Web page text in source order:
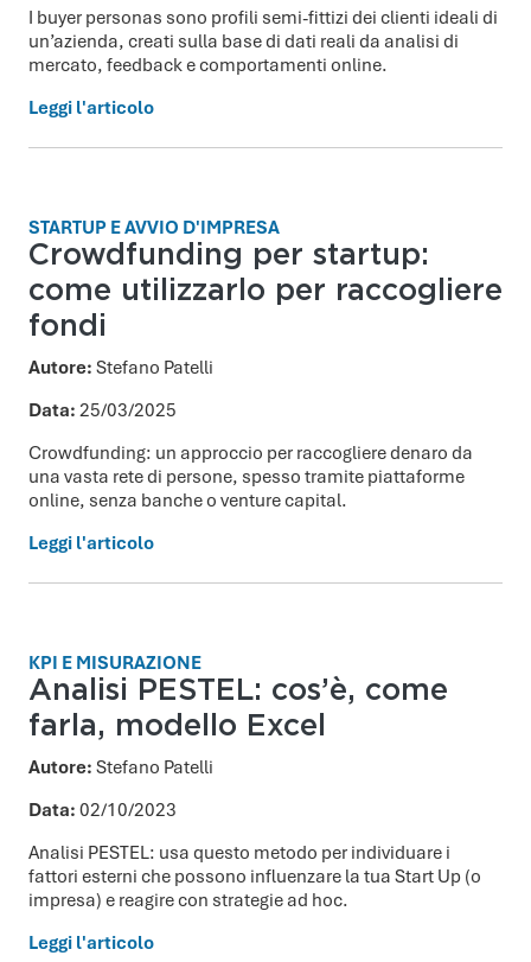
I buyer personas sono profili semi-fittizi dei clienti ideali di
un’azienda, creati sulla base di dati reali da analisi di
mercato, feedback e comportamenti online.
Leggi l'articolo
STARTUP E AVVIO D'IMPRESA
Crowdfunding per startup:
come utilizzarlo per raccogliere
fondi
Autore: Stefano Patelli
Data: 25/03/2025
Crowdfunding: un approccio per raccogliere denaro da
una vasta rete di persone, spesso tramite piattaforme
online, senza banche o venture capital.
Leggi l'articolo
KPI E MISURAZIONE
Analisi PESTEL: cos’è, come
farla, modello Excel
Autore: Stefano Patelli
Data: 02/10/2023
Analisi PESTEL: usa questo metodo per individuare i
fattori esterni che possono influenzare la tua Start Up (o
impresa) e reagire con strategie ad hoc.
Leggi l'articolo